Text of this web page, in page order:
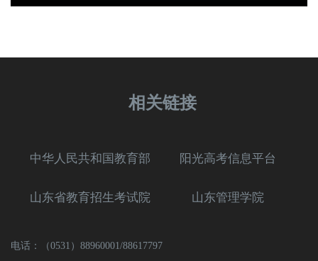
相关链接
中华人民共和国教育部 阳光高考信息平台
山东省教育招生考试院 山东管理学院
电话：（0531）88960001/88617797